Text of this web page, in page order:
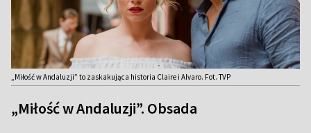
„Miłość w Andaluzji” to zaskakująca historia Claire i Alvaro. Fot. TVP
„Miłość w Andaluzji”. Obsada